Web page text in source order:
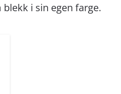
i sin egen farge.